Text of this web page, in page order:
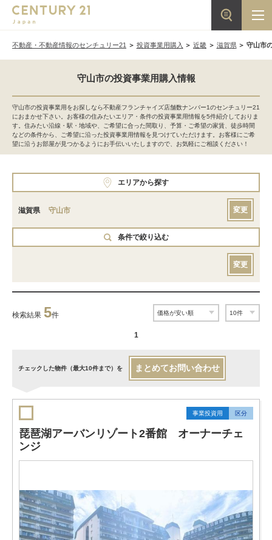
不動産・不動産情報のセンチュリー21 投資事業用購入 近畿 滋賀県 守山市
守山市の投資事業用購入情報
守山市の投資事業用をお探しなら不動産フランチャイズ店舗数ナンバー1のセンチュリー21
におまかせ下さい。お客様の住みたいエリア・条件の投資事業用情報を5件紹介しておりま
す。住みたい沿線・駅・地域や、ご希望に合った間取り、予算・ご希望の家賃、徒歩時間
などの条件から、ご希望に沿った投資事業用情報を見つけていただけます。お客様にご希
望に沿うお部屋が見つかるようにお手伝いいたしますので、お気軽にご相談ください！
エリアから探す
滋賀県 守山市 変更
条件で絞り込む
変更
検索結果 5件
1
チェックした物件（最大10件まで）を まとめてお問い合わせ
事業投資用 区分
琵琶湖アーバンリゾート2番館 オーナーチェ
ンジ